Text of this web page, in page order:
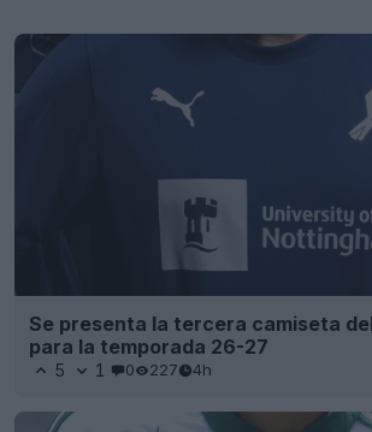
Se presenta la tercera camiseta
para la temporada 26-27
5 1 0 227 4h